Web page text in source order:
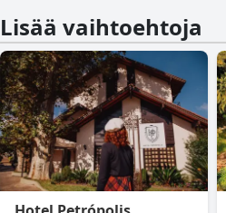
Lisää vaihtoehtoja